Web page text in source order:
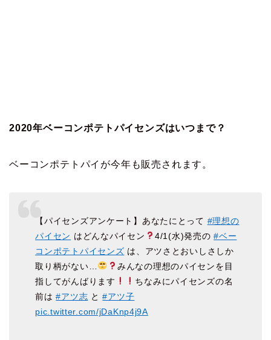
2020年ベーコンポテトパイセンズはいつまで？
ベーコンポテトパイが今年も販売されます。
【パイセンズアンケート】あなたにとって #理想の
パイセン はどんなパイセン 4/1(水)発売の#ベー
コンポテトパイセンズ は、アツさとおいしさしか
取り柄がない…
みんなの理想のパイセンを目
指してがんばります
ちなみにパイセンズの名
前は#アツ志 と#アツ子
pic.twitter.com/jDaKnp4j9A